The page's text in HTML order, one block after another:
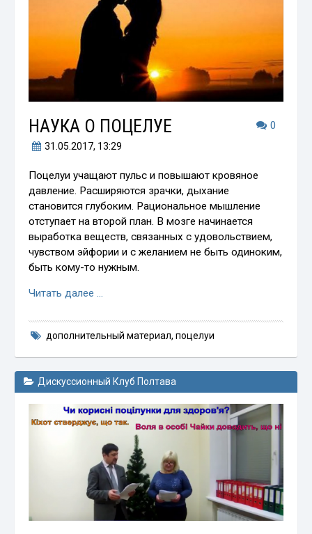
0
НАУКА О ПОЦЕЛУЕ
31.05.2017, 13:29
Поцелуи учащают пульс и повышают кровяное
давление. Расширяются зрачки, дыхание
становится глубоким. Рациональное мышление
отступает на второй план. В мозге начинается
выработка веществ, связанных с удовольствием,
чувством эйфории и с желанием не быть одиноким,
быть кому-то нужным.
Читать далее …
дополнительный материал, поцелуи
Дискуссионный Клуб Полтава